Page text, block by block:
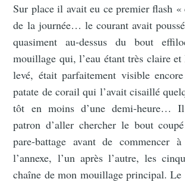
Sur place il avait eu ce premier flash «
de la journée… le courant avait
quasiment au-dessus du bout
mouillage qui, l’eau étant très claire
levé, était parfaitement visible
patate de corail qui l’avait cisaillé
tôt en moins d’une demi-heure…
patron d’aller chercher le bout
pare-battage avant de commencer
l’annexe, l’un après l’autre, les
chaîne de mon mouillage principal.